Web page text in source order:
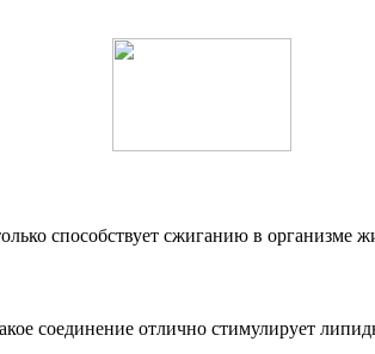
способствует сжиганию в организме
соединение отлично стимулирует